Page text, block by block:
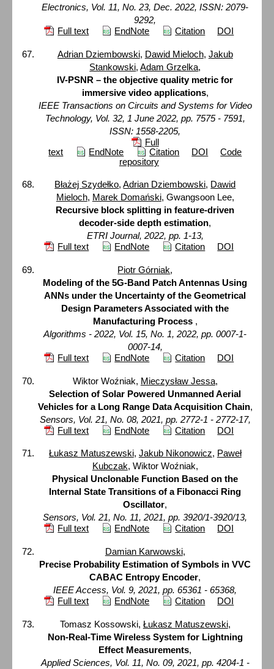
Electronics, Vol. 11, No. 23, Dec. 2022, ISSN: 2079-
9292,
Full text
EndNote Citation DOI
Adrian Dziembowski, Dawid Mieloch, Jakub
Stankowski,Adam Grzelka,
IV-PSNR – the objective quality metric for
immersive video applications,
IEEE Transactions on Circuits and Systems for Video
Technology, Vol. 32, 1 June 2022, pp. 7575 - 7591,
ISSN: 1558-2205,
Full
text
EndNote Citation DOI
Code
repository
Błażej Szydełko,Adrian Dziembowski, Dawid
Mieloch, Marek Domański, Gwangsoon Lee,
Recursive block splitting in feature-driven
decoder-side depth estimation,
ETRI Journal, 2022, pp. 1-13,
Full text
EndNote Citation DOI
Piotr Górniak,
Modeling of the 5G-Band Patch Antennas Using
ANNs under the Uncertainty of the Geometrical
Design Parameters Associated with the
Manufacturing Process ,
Algorithms - 2022, Vol. 15, No. 1, 2022, pp. 0007-1-
0007-14,
Full text
EndNote Citation DOI
Wiktor Woźniak, Mieczysław Jessa,
Selection of Solar Powered Unmanned Aerial
Vehicles for a Long Range Data Acquisition Chain,
Sensors, Vol. 21, No. 08, 2021, pp. 2772-1 - 2772-17,
Full text
EndNote Citation DOI
Łukasz Matuszewski, Jakub Nikonowicz, Paweł
Kubczak, Wiktor Woźniak,
Physical Unclonable Function Based on the
Internal State Transitions of a Fibonacci Ring
Oscillator,
Sensors, Vol. 21, No. 11, 2021, pp. 3920/1-3920/13,
Full text
EndNote Citation DOI
Damian Karwowski,
Precise Probability Estimation of Symbols in VVC
CABAC Entropy Encoder,
IEEE Access, Vol. 9, 2021, pp. 65361 - 65368,
Full text
EndNote Citation DOI
Tomasz Kossowski, Łukasz Matuszewski,
Non-Real-Time Wireless System for Lightning
Effect Measurements,
Applied Sciences, Vol. 11, No. 09, 2021, pp. 4204-1 -